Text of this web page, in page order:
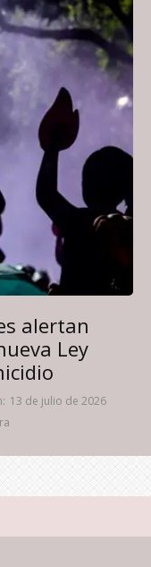
alertan
Ley
13 de julio de 2026